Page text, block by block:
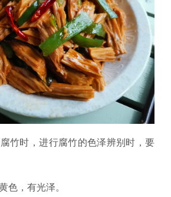
竹时，进行腐竹的色泽辨别时，要
，有光泽。